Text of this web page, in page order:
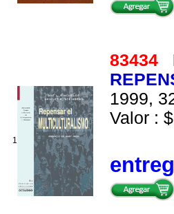
1
83434
1999,
Valor :